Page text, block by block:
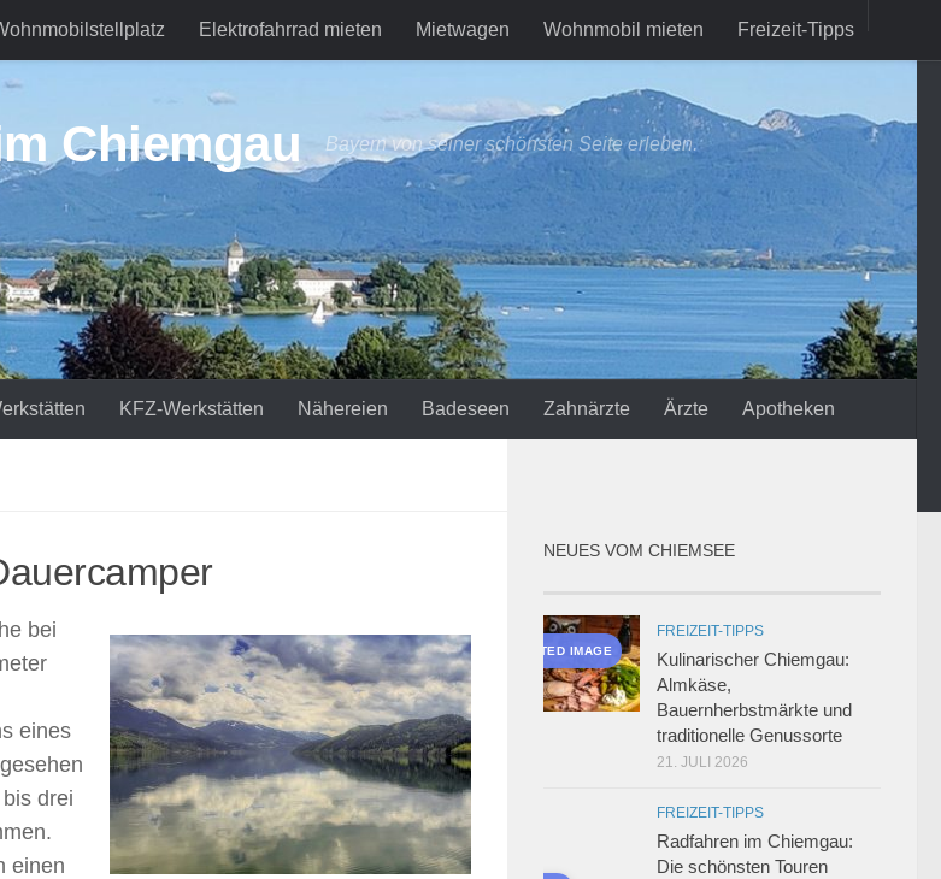
Elektrofahrrad mieten Mietwagen Wohnmobil mieten Freizeit-Tipps
Chiemgau Bayern von seiner schönsten Seite erleben.
KFZ-Werkstätten Nähereien Badeseen Zahnärzte Ärzte Apotheken
bei
eines
drei
einen
NEUES VOM CHIEMSEE
AI-GENERATED IMAGE
FREIZEIT-TIPPS
Kulinarischer Chiemgau:
Almkäse,
Bauernherbstmärkte und
traditionelle Genussorte
21. JULI 2026
FREIZEIT-TIPPS
Radfahren im Chiemgau:
Die schönsten Touren